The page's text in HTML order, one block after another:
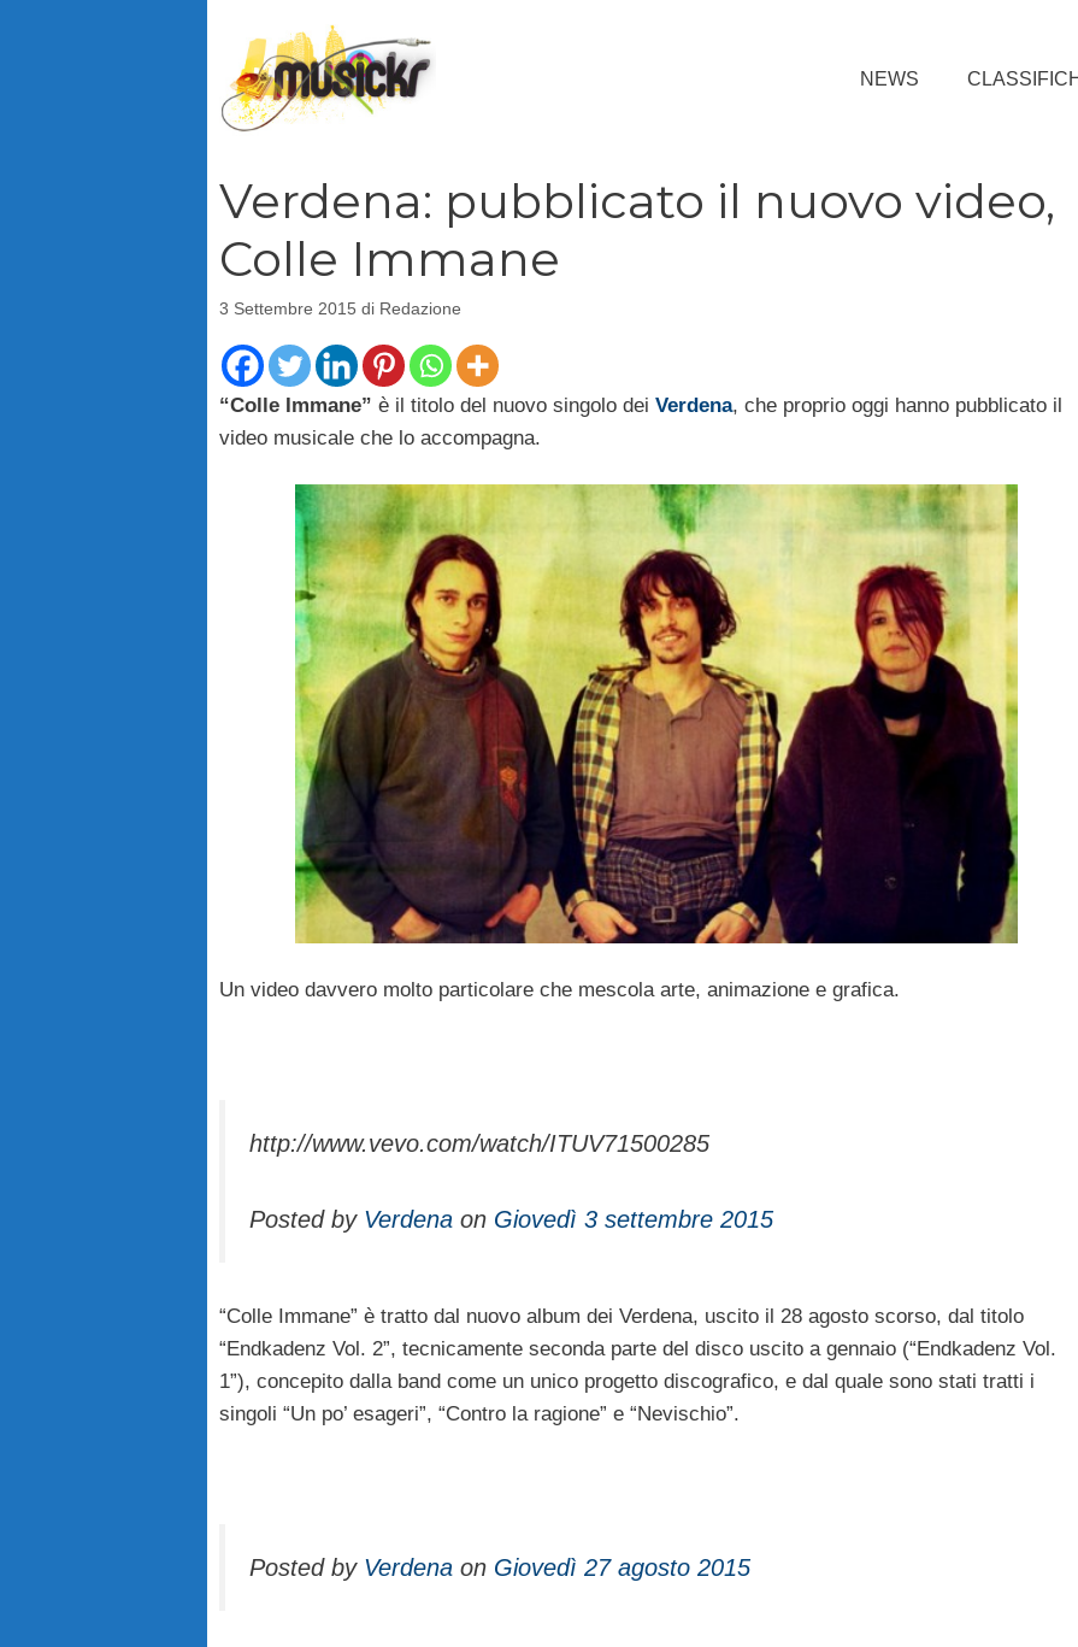
NEWS
Verdena: pubblicato il nuovo video,
Colle Immane
3 Settembre 2015 di Redazione
“Colle Immane” è il titolo del nuovo singolo dei Verdena, che proprio oggi hanno pubblicato il
video musicale che lo accompagna.
Un video davvero molto particolare che mescola arte, animazione e grafica.
http://www.vevo.com/watch/ITUV71500285
Posted by Verdena on Giovedì 3 settembre 2015
“Colle Immane” è tratto dal nuovo album dei Verdena, uscito il 28 agosto scorso, dal titolo
“Endkadenz Vol. 2”, tecnicamente seconda parte del disco uscito a gennaio (“Endkadenz Vol.
1”), concepito dalla band come un unico progetto discografico, e dal quale sono stati tratti i
singoli “Un po’ esageri”, “Contro la ragione” e “Nevischio”.
Posted by Verdena on Giovedì 27 agosto 2015